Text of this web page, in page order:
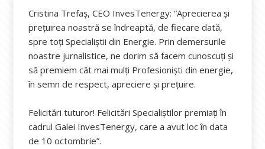
Cristina Trefaș, CEO InvesTenergy: “Aprecierea și
prețuirea noastră se îndreaptă, de fiecare dată,
spre toți Specialiștii din Energie. Prin demersurile
noastre jurnalistice, ne dorim să facem cunoscuți și
să premiem cât mai mulți Profesioniști din energie,
în semn de respect, apreciere și prețuire.
Felicitări tuturor! Felicitări Specialiștilor premiați în
cadrul Galei InvesTenergy, care a avut loc în data
de 10 octombrie”.